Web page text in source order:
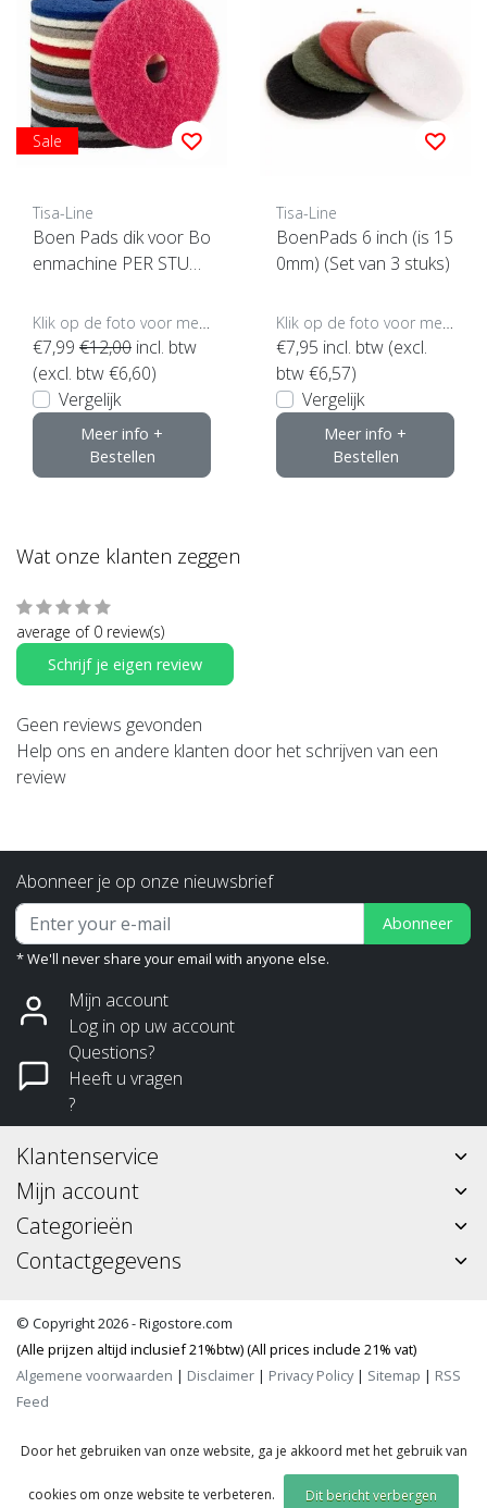
Sale
Tisa-Line
Boen Pads dik voor Bo
enmachine PER STUK
kleuren)
€7,99 €12,00 incl. btw
(excl. btw €6,60)
Vergelijk
Meer info +
Bestellen
Tisa-Line
BoenPads 6 inch (is 15
0mm) (Set van 3 stuks)
€7,95 incl. btw (excl.
btw €6,57)
Vergelijk
Meer info +
Bestellen
Wat onze klanten zeggen
average of 0 review(s)
Schrijf je eigen review
Geen reviews gevonden
Help ons en andere klanten door het schrijven van een
review
Abonneer je op onze nieuwsbrief
Abonneer
* We'll never share your email with anyone else.
Mijn account
Log in op uw account
Questions?
Heeft u vragen
?
Klantenservice
Mijn account
Categorieën
Contactgegevens
© Copyright 2026 - Rigostore.com
(Alle prijzen altijd inclusief 21%btw) (All prices include 21% vat)
Algemene voorwaarden | Disclaimer | Privacy Policy| Sitemap | RSS
Feed
Door het gebruiken van onze website, ga je akkoord met het gebruik van
cookies om onze website te verbeteren. Dit bericht verbergen